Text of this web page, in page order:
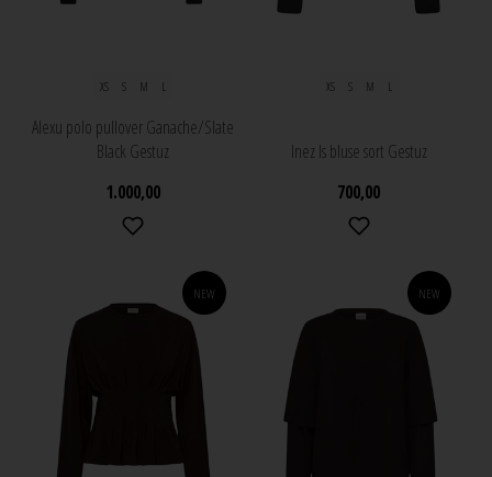
XS S M L
Alexu polo pullover Ganache/Slate
Black Gestuz
1.000,00
XS S M L
Inez ls bluse sort Gestuz
700,00
NEW NEW